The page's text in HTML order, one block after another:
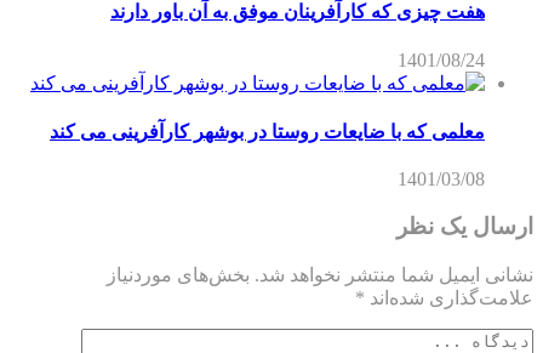
هفت چیزی که کارآفرینان موفق به آن باور دارند
1401/08/24
معلمی که با ضایعات روستا در بوشهر کارآفرینی می کند
1401/03/08
ارسال یک نظر
نشانی ایمیل شما منتشر نخواهد شد. بخش‌های موردنیاز
علامت‌گذاری شده‌اند *